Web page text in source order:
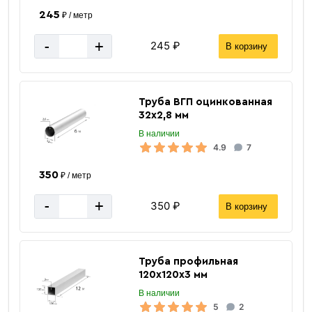
245 ₽ / метр
- + 245 ₽ В корзину
Труба ВГП оцинкованная
32х2,8 мм
В наличии
4.9 7
350₽ / метр
- + 350 ₽ В корзину
Труба профильная
120х120х3 мм
В наличии
5 2
Отводы стальные
«В корзину»
«Быстрый заказ»